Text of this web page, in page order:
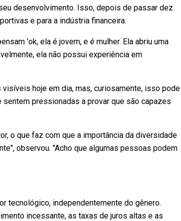
desenvolvimento. Isso, depois de passar dez
e para a indústria financeira.
'ok, ela é jovem, e é mulher. Ela abriu uma
ela não possui experiência em
hoje em dia, mas, curiosamente, isso pode
pressionadas a provar que são capazes
o que faz com que a importância da diversidade
observou. "Acho que algumas pessoas podem
tecnológico, independentemente do gênero.
incessante, as taxas de juros altas e as